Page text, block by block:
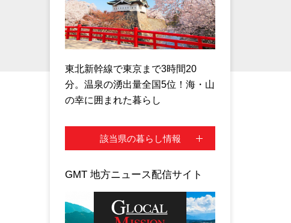
東北新幹線で東京まで3時間20
分。温泉の湧出量全国5位！海・山
の幸に囲まれた暮らし
該当県の暮らし情報
GMT 地方ニュース配信サイト